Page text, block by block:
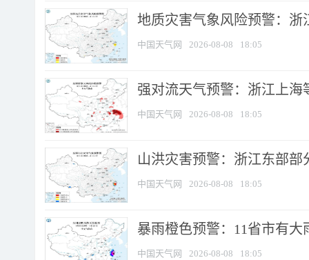
地质灾害气象风险预警：
中国天气网 2026-08-08 18:05
强对流天气预警：浙江上海
中国天气网 2026-08-08 18:05
山洪灾害预警：浙江东部
中国天气网 2026-08-08 18:05
暴雨橙色预警：11省市有
中国天气网 2026-08-08 18:05